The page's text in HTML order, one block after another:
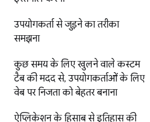
उपयोगकर्ता से जुड़ने का तरीका
समझना
कुछ समय के लिए खुलने वाले कस्टम
टैब की मदद से, उपयोगकर्ताओं के लिए
वेब पर निजता को बेहतर बनाना
ऐप्लिकेशन के हिसाब से इतिहास की